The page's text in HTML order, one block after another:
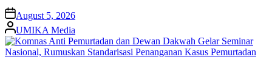
on August 5, 2026
Posted
by
UMIKA Media